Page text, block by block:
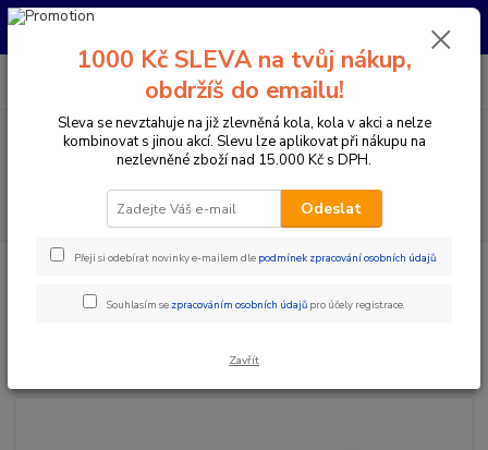
Pro nachystání kola / doplňků na prodejně si prosím zavolejte dopředu.
Menu
CZK
PO-PÁ 10:00-17:00 | SO: 9:00-12:00
Přestavby elektrokol / ELEKTRO SADY Baterie
Rámová baterie
1000 Kč SLEVA na tvůj nákup,
obdržíš do emailu!
Sleva se nevztahuje na již zlevněná kola, kola v akci a nelze
kombinovat s jinou akcí. Slevu lze aplikovat při nákupu na
nezlevněné zboží nad 15.000 Kč s DPH.
Odeslat
Přeji si odebírat novinky e-mailem dle podmínek zpracování osobních údajů.
Souhlasím se zpracováním osobních údajů pro účely registrace.
Zavřít